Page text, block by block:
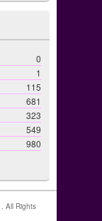
0
1
115
681
323
549
980
. All Rights